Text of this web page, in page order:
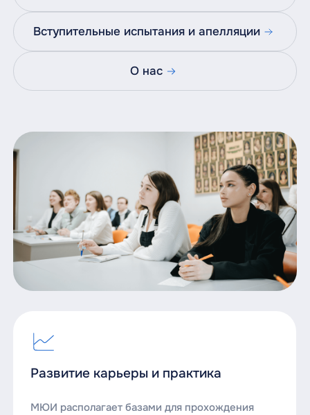
Вступительные испытания и апелляции
О нас
Развитие карьеры и практика
МЮИ располагает базами для прохождения